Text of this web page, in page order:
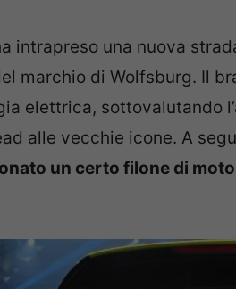
intrapreso una nuova
marchio di Wolfsburg. Il
elettrica, sottovalutando
alle vecchie icone. A
un certo filone di